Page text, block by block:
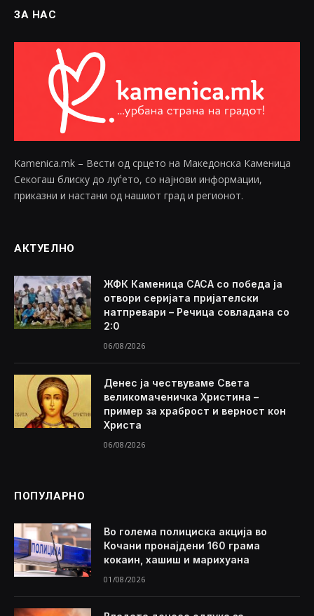
ЗА НАС
Kamenica.mk – Вести од срцето на Македонска Каменица
Секогаш блиску до луѓето, со најнови информации,
приказни и настани од нашиот град и регионот.
АКТУЕЛНО
ЖФК Каменица САСА со победа ја
отвори серијата пријателски
натпревари – Речица совладана со
2:0
06/08/2026
Денес ја чествуваме Света
великомаченичка Христина –
пример за храброст и верност кон
Христа
06/08/2026
ПОПУЛАРНО
Во голема полициска акција во
Кочани пронајдени 160 грама
кокаин, хашиш и марихуана
01/08/2026